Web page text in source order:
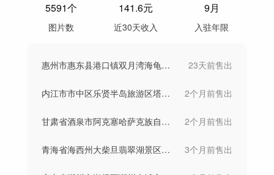
5591个
图片数
141.6元
近30天收入
9月
入驻年限
惠州市惠东县港口镇双月湾海龟湾航拍 23天前售出
内江市市中区乐贤半岛旅游区塔山公园航拍 2个月前售出
甘肃省酒泉市阿克塞哈萨克族自治县当金山口 2个月前售出
青海省海西州大柴旦翡翠湖景区航拍 3个月前售出